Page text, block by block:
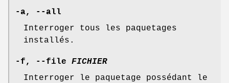
-a, --all
Interroger tous les paquetages
installés.
-f, --file FICHIER
Interroger le paquetage possédant le